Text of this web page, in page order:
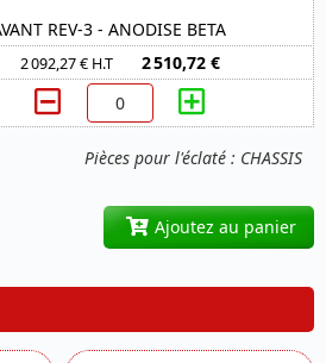
Pièces pour l'éclaté : CHASSIS
REV-3 - ANODISE BETA
2 092,27 € H.T 2 510,72 €
Ajoutez au panier